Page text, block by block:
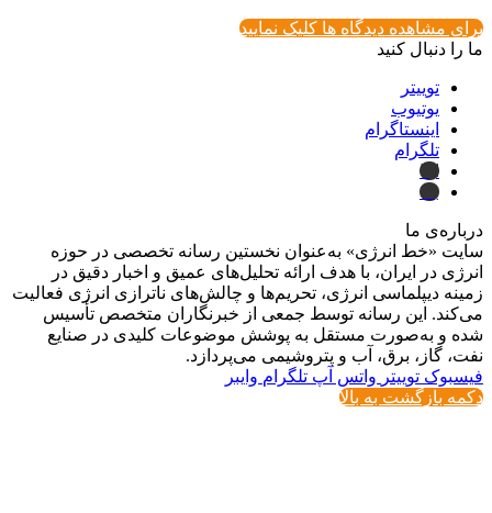
برای مشاهده دیدگاه ها کلیک نمایید
ما را دنبال کنید
توییتر
یوتیوب
اینستاگرام
تلگرام
ایتا
بله
درباره‌ی ما
سایت «خط انرژی» به‌عنوان نخستین رسانه تخصصی در حوزه
انرژی در ایران، با هدف ارائه تحلیل‌های عمیق و اخبار دقیق در
زمینه دیپلماسی انرژی، تحریم‌ها و چالش‌های ناترازی انرژی فعالیت
می‌کند. این رسانه توسط جمعی از خبرنگاران متخصص تأسیس
شده و به‌صورت مستقل به پوشش موضوعات کلیدی در صنایع
نفت، گاز، برق، آب و پتروشیمی می‌پردازد.
فیسبوک توییتر واتس آپ تلگرام وایبر
دکمه بازگشت به بالا